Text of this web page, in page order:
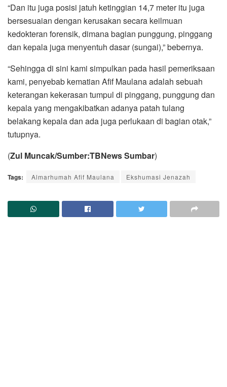
“Dan itu juga posisi jatuh ketinggian 14,7 meter itu juga
bersesuaian dengan kerusakan secara keilmuan
kedokteran forensik, dimana bagian punggung, pinggang
dan kepala juga menyentuh dasar (sungai),” bebernya.
“Sehingga di sini kami simpulkan pada hasil pemeriksaan
kami, penyebab kematian Afif Maulana adalah sebuah
keterangan kekerasan tumpul di pinggang, punggung dan
kepala yang mengakibatkan adanya patah tulang
belakang kepala dan ada juga perlukaan di bagian otak,”
tutupnya.
(Zul Muncak/Sumber:TBNews Sumbar)
Tags: Almarhumah Afif Maulana Ekshumasi Jenazah